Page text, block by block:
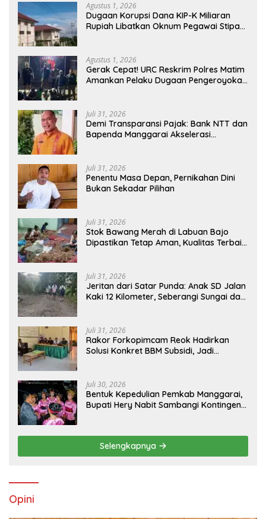
Agustus 1, 2026
Dugaan Korupsi Dana KIP-K Miliaran
Rupiah Libatkan Oknum Pegawai Stipas
Agustus 1, 2026
Gerak Cepat! URC Reskrim Polres Matim
Amankan Pelaku Dugaan Pengeroyokan
Juli 31, 2026
​Demi Transparansi Pajak: Bank NTT dan
Bapenda Manggarai Akselerasi
Juli 31, 2026
Penentu Masa Depan, Pernikahan Dini
Bukan Sekadar Pilihan
Juli 31, 2026
Stok Bawang Merah di Labuan Bajo
Dipastikan Tetap Aman, Kualitas Terbaik
Juli 31, 2026
Jeritan dari Satar Punda: Anak SD Jalan
Kaki 12 Kilometer, Seberangi Sungai dan
Juli 31, 2026
Rakor Forkopimcam Reok Hadirkan
Solusi Konkret BBM Subsidi, Jadi
Juli 30, 2026
Bentuk Kepedulian Pemkab Manggarai,
Bupati Hery Nabit Sambangi Kontingen
Selengkapnya
Opini